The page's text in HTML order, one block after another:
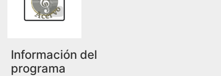
Información del
programa